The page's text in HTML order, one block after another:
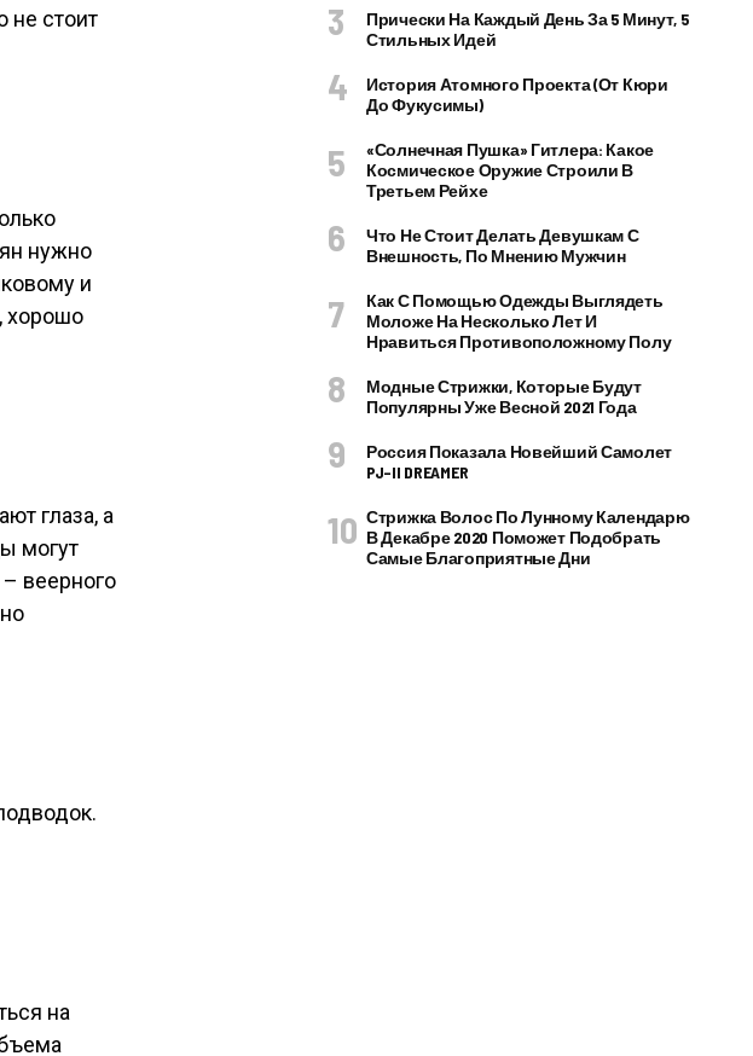
не стоит
нужно
и
хорошо
глаза, а
могут
веерного
на
Прически На Каждый День За 5 Минут, 5
Стильных Идей
История Атомного Проекта (от Кюри
До Фукусимы)
«Солнечная Пушка» Гитлера: Какое
Космическое Оружие Строили В
Третьем Рейхе
Что Не Стоит Делать Девушкам С
Внешность, По Мнению Мужчин
Как С Помощью Одежды Выглядеть
Моложе На Несколько Лет И
Нравиться Противоположному Полу
Модные Стрижки, Которые Будут
Популярны Уже Весной 2021 Года
Россия Показала Новейший Самолет
PJ–II DREAMER
Стрижка Волос По Лунному Календарю
В Декабре 2020 Поможет Подобрать
Самые Благоприятные Дни